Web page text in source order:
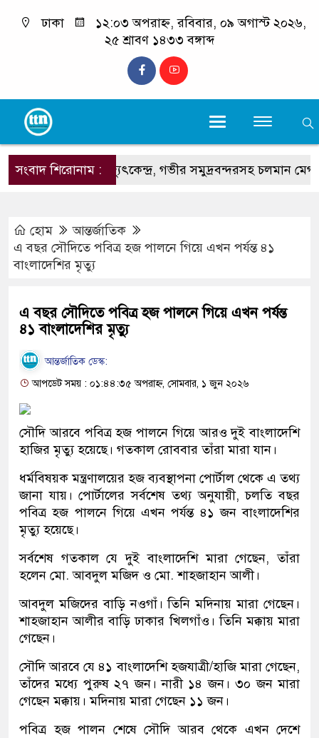
ঢাকা
১২:০৩ অপরাহ্ন, রবিবার, ০৯ অগাস্ট ২০২৬,
২৫ শ্রাবণ ১৪৩৩ বঙ্গাব্দ
সংবাদ শিরোনাম :বিদ্যুৎকেন্দ্র, গভীর সমুদ্রবন্দরসহ চলমান মেগা প্রকল্প
হোম
আন্তর্জাতিক
এ বছর সৌদিতে পবিত্র হজ পালনে গিয়ে এখন পর্যন্ত ৪১
বাংলাদেশির মৃত্যু
এ বছর সৌদিতে পবিত্র হজ পালনে গিয়ে এখন পর্যন্ত
৪১ বাংলাদেশির মৃত্যু
আন্তর্জাতিক ডেস্ক:
আপডেট সময় : ০১:৪৪:৩৫ অপরাহ্ন, সোমবার, ১ জুন ২০২৬
সৌদি আরবে পবিত্র হজ পালনে গিয়ে আরও দুই বাংলাদেশি
হাজির মৃত্যু হয়েছে। গতকাল রোববার তাঁরা মারা যান।
ধর্মবিষয়ক মন্ত্রণালয়ের হজ ব্যবস্থাপনা পোর্টাল থেকে এ তথ্য
জানা যায়। পোর্টালের সর্বশেষ তথ্য অনুযায়ী, চলতি বছর
পবিত্র হজ পালনে গিয়ে এখন পর্যন্ত ৪১ জন বাংলাদেশির
মৃত্যু হয়েছে।
সর্বশেষ গতকাল যে দুই বাংলাদেশি মারা গেছেন, তাঁরা
হলেন মো. আবদুল মজিদ ও মো. শাহজাহান আলী।
আবদুল মজিদের বাড়ি নওগাঁ। তিনি মদিনায় মারা গেছেন।
শাহজাহান আলীর বাড়ি ঢাকার খিলগাঁও। তিনি মক্কায় মারা
গেছেন।
সৌদি আরবে যে ৪১ বাংলাদেশি হজযাত্রী/হাজি মারা গেছেন,
তাঁদের মধ্যে পুরুষ ২৭ জন। নারী ১৪ জন। ৩০ জন মারা
গেছেন মক্কায়। মদিনায় মারা গেছেন ১১ জন।
পবিত্র হজ পালন শেষে সৌদি আরব থেকে এখন দেশে